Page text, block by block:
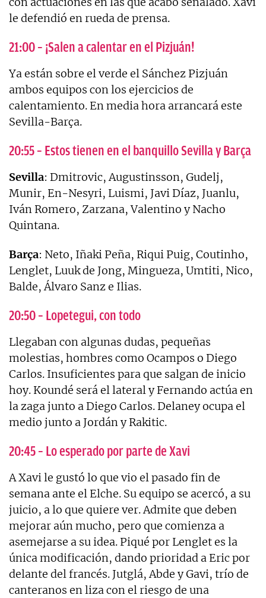
le defendió en rueda de prensa.
21:00 – ¡Salen a calentar en el Pizjuán!
Ya están sobre el verde el Sánchez Pizjuán
ambos equipos con los ejercicios de
calentamiento. En media hora arrancará este
Sevilla-Barça.
20:55 – Estos tienen en el banquillo Sevilla y Barça
Sevilla: Dmitrovic, Augustinsson, Gudelj,
Munir, En-Nesyri, Luismi, Javi Díaz, Juanlu,
Iván Romero, Zarzana, Valentino y Nacho
Quintana.
Barça: Neto, Iñaki Peña, Riqui Puig, Coutinho,
Lenglet, Luuk de Jong, Mingueza, Umtiti, Nico,
Balde, Álvaro Sanz e Ilias.
20:50 – Lopetegui, con todo
Llegaban con algunas dudas, pequeñas
molestias, hombres como Ocampos o Diego
Carlos. Insuficientes para que salgan de inicio
hoy. Koundé será el lateral y Fernando actúa en
la zaga junto a Diego Carlos. Delaney ocupa el
medio junto a Jordán y Rakitic.
20:45 – Lo esperado por parte de Xavi
A Xavi le gustó lo que vio el pasado fin de
semana ante el Elche. Su equipo se acercó, a su
juicio, a lo que quiere ver. Admite que deben
mejorar aún mucho, pero que comienza a
asemejarse a su idea. Piqué por Lenglet es la
única modificación, dando prioridad a Eric por
delante del francés. Jutglá, Abde y Gavi, trío de
canteranos en liza con el riesgo de una